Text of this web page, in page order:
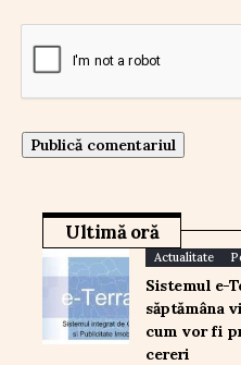
Ultimă oră
Actualitate
Sistemul e-
săptămâna
cum vor fi
cereri